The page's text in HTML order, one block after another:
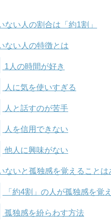
ない人の割合は「約1割」
ない人の特徴とは
1人の時間が好き
人に気を使いすぎる
人と話すのが苦手
人を信用できない
他人に興味がない
ないと孤独感を覚えることは
「約4割」の人が孤独感を覚
孤独感を紛らわす方法